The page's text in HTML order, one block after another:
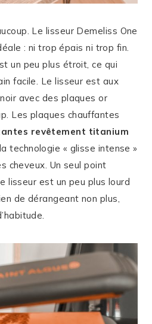
Le lisseur Demeliss One
: ni trop épais ni trop fin.
un peu plus étroit, ce qui
facile. Le lisseur est aux
avec des plaques or
Les plaques chauffantes
revêtement titanium
technologie « glisse intense »
cheveux. Un seul point
lisseur est un peu plus lourd
de dérangeant non plus,